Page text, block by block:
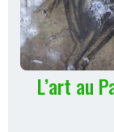
L’art au